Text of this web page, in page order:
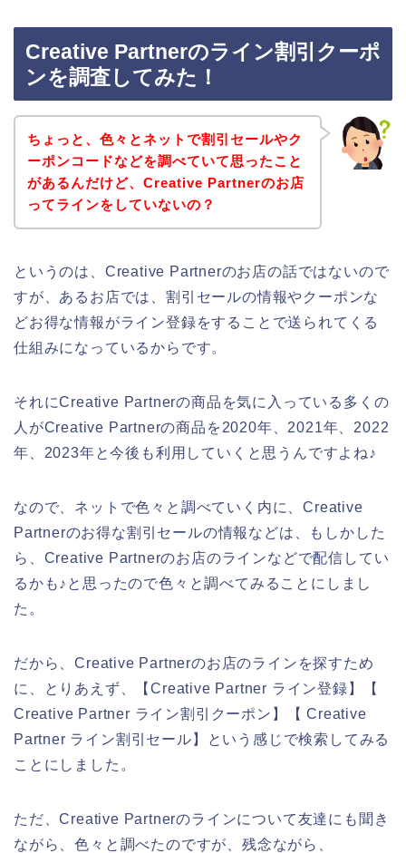
Creative Partnerのライン割引クーポ
ンを調査してみた！
ちょっと、色々とネットで割引セールやク
ーポンコードなどを調べていて思ったこと
があるんだけど、Creative Partnerのお店
ってラインをしていないの？
というのは、Creative Partnerのお店の話ではないので
すが、あるお店では、割引セールの情報やクーポンな
どお得な情報がライン登録をすることで送られてくる
仕組みになっているからです。
それにCreative Partnerの商品を気に入っている多くの
人がCreative Partnerの商品を2020年、2021年、2022
年、2023年と今後も利用していくと思うんですよね♪
なので、ネットで色々と調べていく内に、Creative
Partnerのお得な割引セールの情報などは、もしかした
ら、Creative Partnerのお店のラインなどで配信してい
るかも♪と思ったので色々と調べてみることにしまし
た。
だから、Creative Partnerのお店のラインを探すため
に、とりあえず、【Creative Partner ライン登録】【
Creative Partner ライン割引クーポン】【 Creative
Partner ライン割引セール】という感じで検索してみる
ことにしました。
ただ、Creative Partnerのラインについて友達にも聞き
ながら、色々と調べたのですが、残念ながら、